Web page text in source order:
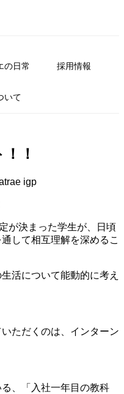
の日常 採用情報
いて
！
igp
が決まった学生が、日頃
して相互理解を深めるこ
活について能動的に考え
ただくのは、インターン
、「入社一年目の教科